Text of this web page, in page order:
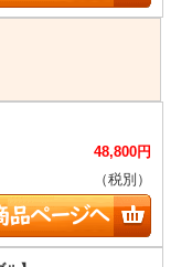
48,800円
（税別）